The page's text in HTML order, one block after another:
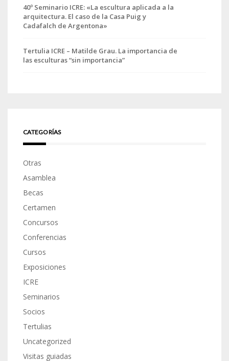
40º Seminario ICRE: «La escultura aplicada a la
arquitectura. El caso de la Casa Puig y
Cadafalch de Argentona»
Tertulia ICRE – Matilde Grau. La importancia de
las esculturas “sin importancia”
CATEGORÍAS
Otras
Asamblea
Becas
Certamen
Concursos
Conferencias
Cursos
Exposiciones
ICRE
Seminarios
Socios
Tertulias
Uncategorized
Visitas guiadas